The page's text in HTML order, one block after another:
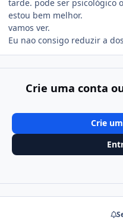
tarde. pode ser psicológico
estou bem melhor.
vamos ver.
Eu nao consigo reduzir a
Crie uma conta
Crie